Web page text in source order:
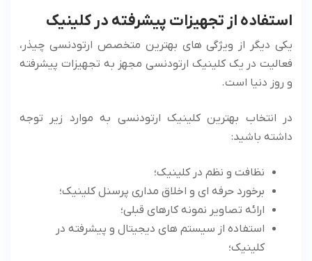
استفاده از تجهیزات پیشرفته در کلینیک
یکی دیگر از ویژگی های بهترین متخصص ارتودنسی چیذر،
فعالیت در یک کلینیک ارتودنسی مجهز به تجهیزات پیشرفته
و روز دنیا است.
در انتخاب بهترین کلینیک ارتودنسی به موارد زیر توجه
داشته باشید:
نظافت و نظم در کلینیک؛
برخورد حرفه ای و اخلاق مداری پرسنل کلینیک؛
ارائه تصاویر نمونه کارهای قبلی؛
استفاده از سیستم های دیجیتال و پیشرفته در
کلینیک؛